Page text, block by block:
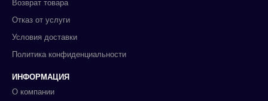
Возврат товара
Отказ от услуги
Условия доставки
Политика конфиденциальности
ИНФОРМАЦИЯ
О компании